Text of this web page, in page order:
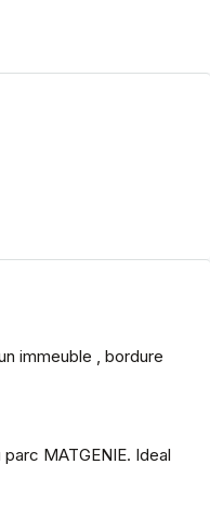
immeuble , bordure
MATGENIE. Ideal